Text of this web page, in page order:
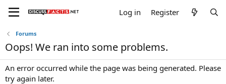
Log in Register
Forums
Oops! We ran into some problems.
An error occurred while the page was being generated. Please
try again later.